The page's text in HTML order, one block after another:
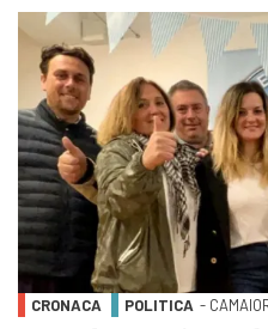
CRONACA POLITICA -